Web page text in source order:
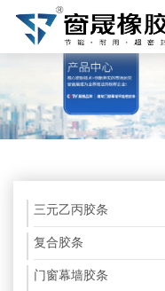
三元乙丙胶条
复合胶条
门窗幕墙胶条